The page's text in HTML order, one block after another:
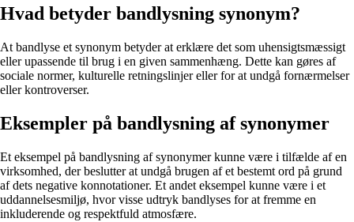
Hvad betyder bandlysning synonym?
At bandlyse et synonym betyder at erklære det som uhensigtsmæssigt
eller upassende til brug i en given sammenhæng. Dette kan gøres af
sociale normer, kulturelle retningslinjer eller for at undgå fornærmelser
eller kontroverser.
Eksempler på bandlysning af synonymer
Et eksempel på bandlysning af synonymer kunne være i tilfælde af en
virksomhed, der beslutter at undgå brugen af et bestemt ord på grund
af dets negative konnotationer. Et andet eksempel kunne være i et
uddannelsesmiljø, hvor visse udtryk bandlyses for at fremme en
inkluderende og respektfuld atmosfære.